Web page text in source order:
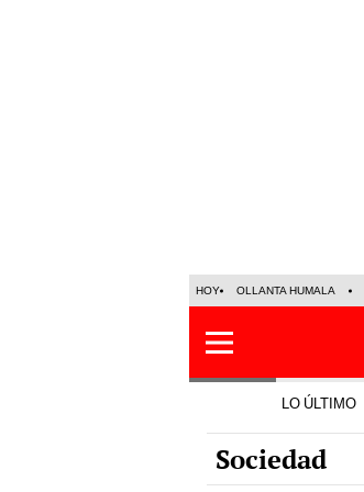
HOY OLLANTA HUMALA
LO ÚLTIMO
Sociedad